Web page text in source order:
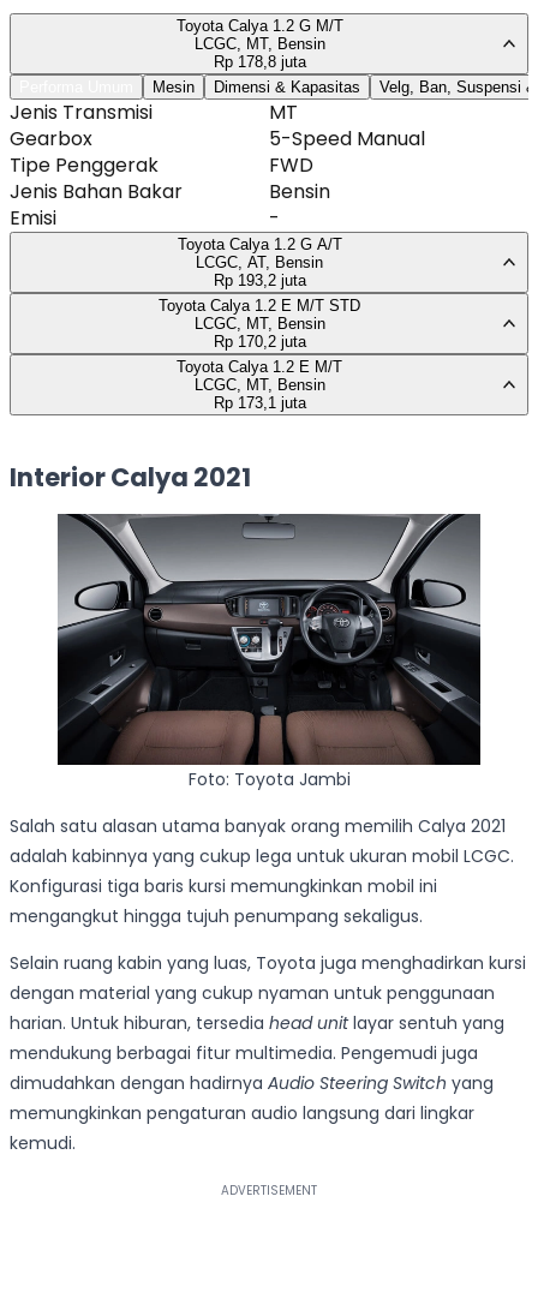
Interior Calya 2021
Foto: Toyota Jambi
Salah satu alasan utama banyak orang memilih Calya 2021
adalah kabinnya yang cukup lega untuk ukuran mobil LCGC.
Konfigurasi tiga baris kursi memungkinkan mobil ini
mengangkut hingga tujuh penumpang sekaligus.
Selain ruang kabin yang luas, Toyota juga menghadirkan kursi
dengan material yang cukup nyaman untuk penggunaan
harian. Untuk hiburan, tersedia head unitlayar sentuh yang
mendukung berbagai fitur multimedia. Pengemudi juga
dimudahkan dengan hadirnya Audio Steering Switch yang
memungkinkan pengaturan audio langsung dari lingkar
kemudi.